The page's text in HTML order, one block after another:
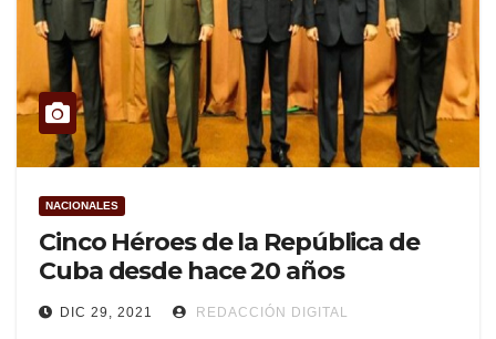
NACIONALES
Cinco Héroes de la República de
Cuba desde hace 20 años
DIC 29, 2021 REDACCIÓN DIGITAL